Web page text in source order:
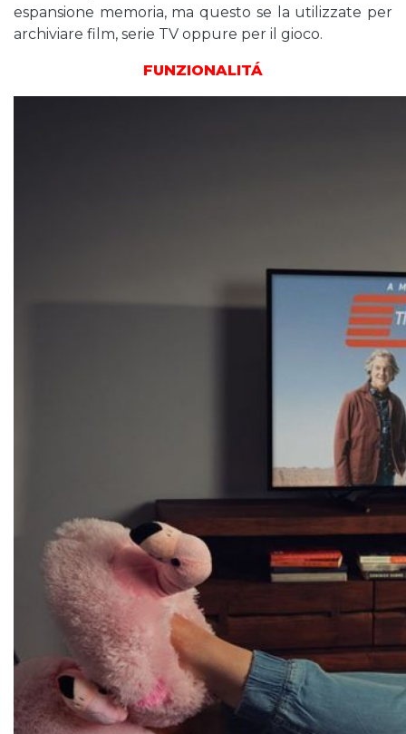
espansione memoria, ma questo se la utilizzate per
archiviare film, serie TV oppure per il gioco.
FUNZIONALITÁ